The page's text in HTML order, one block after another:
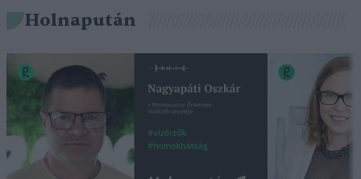
Holnapután